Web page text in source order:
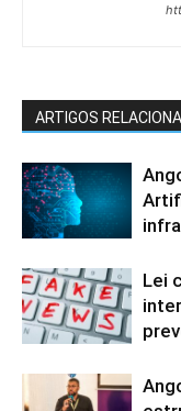
ARTIGOS
Lei